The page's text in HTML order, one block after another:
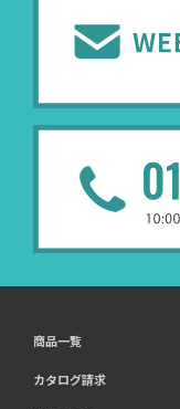
商品一覧
カタログ請求